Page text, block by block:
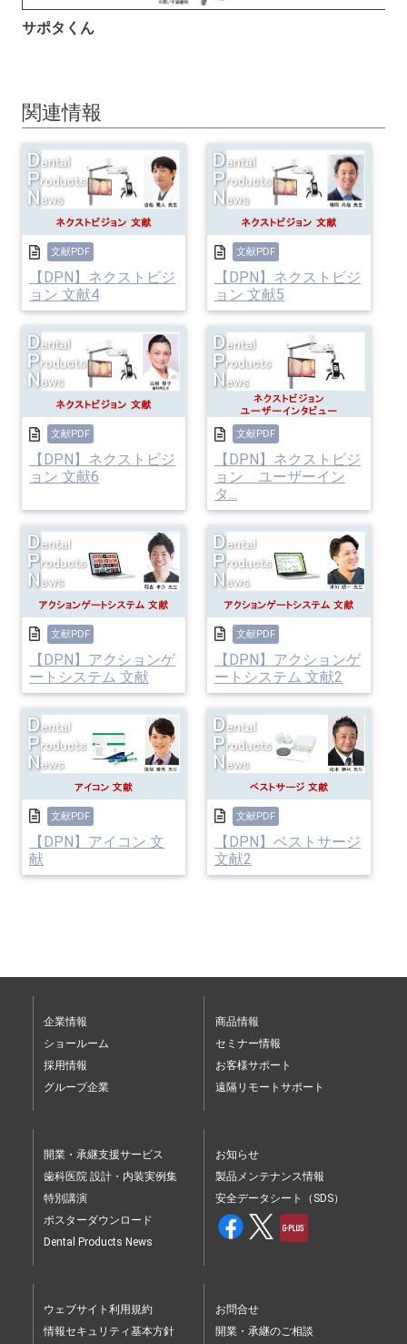
サポタくん
関連情報
文献PDF
【DPN】ネクストビジ
ョン 文献4
文献PDF
【DPN】ネクストビジ
ョン 文献5
文献PDF
【DPN】ネクストビジ
ョン 文献6
文献PDF
【DPN】ネクストビジ
ョン ユーザーイン
タ...
文献PDF
【DPN】アクションゲ
ートシステム 文献
文献PDF
【DPN】アクションゲ
ートシステム 文献2
文献PDF
【DPN】アイコン 文
献
文献PDF
【DPN】ベストサージ
文献2
企業情報
ショールーム
採用情報
グループ企業
商品情報
セミナー情報
お客様サポート
遠隔リモートサポート
開業・承継支援サービス
歯科医院 設計・内装実例集
特別講演
ポスターダウンロード
Dental Products News
お知らせ
製品メンテナンス情報
安全データシート（SDS）
ウェブサイト利用規約
情報セキュリティ基本方針
お問合せ
開業・承継のご相談